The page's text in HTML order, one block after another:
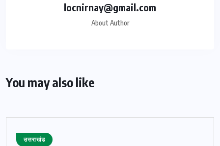
locnirnay@gmail.com
About Author
You may also like
उत्तराखंड